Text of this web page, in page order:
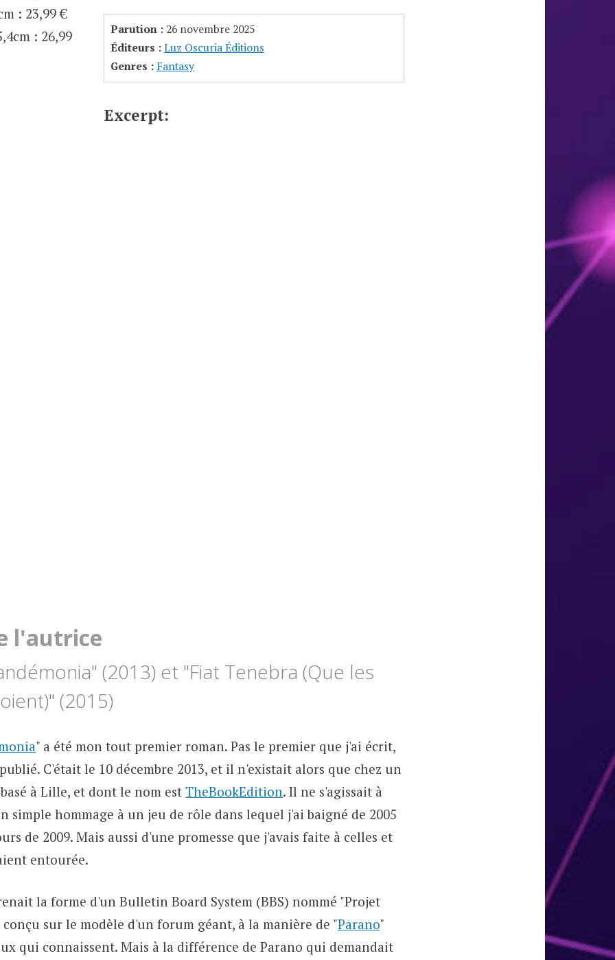
: 23,99 €
: 26,99 Parution : 26 novembre 2025
Éditeurs : Luz Oscuria Éditions
Genres : Fantasy
Excerpt:
l'autrice
(2013) et "Fiat Tenebra (Que les
(2015)
" a été mon tout premier roman. Pas le premier que j'ai écrit,
C'était le 10 décembre 2013, et il n'existait alors que chez un
à Lille, et dont le nom est TheBookEdition. Il ne s'agissait à
simple hommage à un jeu de rôle dans lequel j'ai baigné de 2005
de 2009. Mais aussi d'une promesse que j'avais faite à celles et
entourée.
la forme d'un Bulletin Board System (BBS) nommé "Projet
sur le modèle d'un forum géant, à la manière de "Parano"
qui connaissent. Mais à la différence de Parano qui demandait